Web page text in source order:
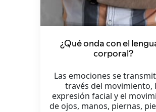
¿Qué onda con el
corporal?
Las emociones se
través del movimiento,
expresión facial y el
de ojos, manos, piernas,